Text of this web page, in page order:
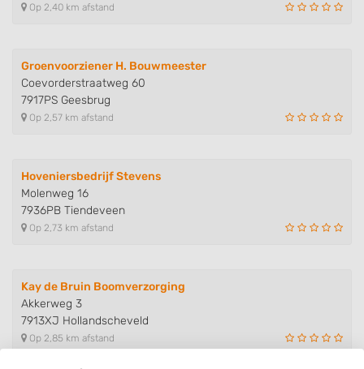
Op 2,40 km afstand
Groenvoorziener H. Bouwmeester
Coevorderstraatweg 60
7917PS Geesbrug
Op 2,57 km afstand
Hoveniersbedrijf Stevens
Molenweg 16
7936PB Tiendeveen
Op 2,73 km afstand
Kay de Bruin Boomverzorging
Akkerweg 3
7913XJ Hollandscheveld
Op 2,85 km afstand